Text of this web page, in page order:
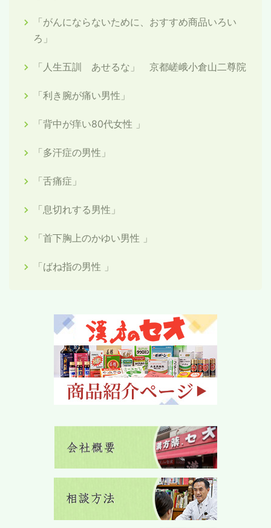
「がんにならないために、おすすめ商品いろい
ろ」
「人生五訓 あせるな」 京都嵯峨小倉山二尊院
「利き腕が痛い男性」
「背中が痒い80代女性 」
「多汗症の男性」
「舌痛症」
「息切れする男性」
「首下胸上のかゆい男性 」
「ばね指の男性 」